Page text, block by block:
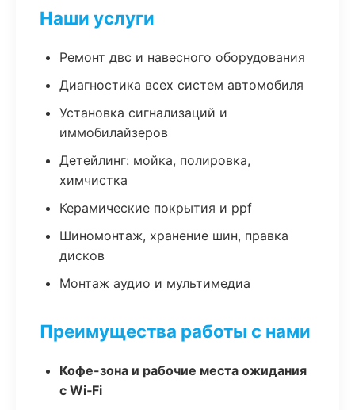
Наши услуги
Ремонт двс и навесного оборудования
Диагностика всех систем автомобиля
Установка сигнализаций и
иммобилайзеров
Детейлинг: мойка, полировка,
химчистка
Керамические покрытия и ppf
Шиномонтаж, хранение шин, правка
дисков
Монтаж аудио и мультимедиа
Преимущества работы с нами
Кофе-зона и рабочие места ожидания
с Wi‑Fi